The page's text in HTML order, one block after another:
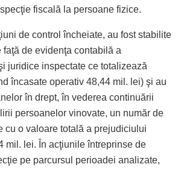
fiscală la persoane fizice.
de control încheiate, au fost stabilite
de evidenţa contabilă a
juridice inspectate ce totalizează
încasate operativ 48,44 mil. lei) şi au
în drept, în vederea continuării
persoanelor vinovate, un număr de
cu o valoare totală a prejudiciului
mil. lei. În acţiunile întreprinse de
pe parcursul perioadei analizate,